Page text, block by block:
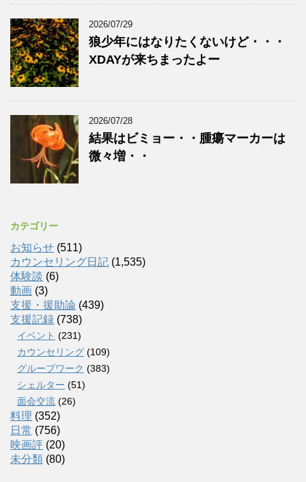
2026/07/29
狼少年にはなりたくないけど・・・
XDAYが来ちまったよー
2026/07/28
結果はビミョー・・腫瘍マーカーは
微々増・・
カテゴリー
お知らせ (511)
カウンセリング日記 (1,535)
体験談 (6)
動画 (3)
支援・援助論 (439)
支援記録 (738)
イベント (231)
カウンセリング (109)
グループワーク (383)
シェルター (51)
面会交流 (26)
料理 (352)
日常 (756)
映画評 (20)
未分類 (80)